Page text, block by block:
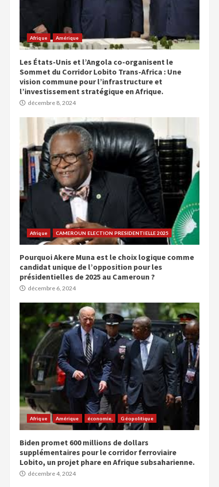
Afrique Amérique
Les États-Unis et l’Angola co-organisent le
Sommet du Corridor Lobito Trans-Africa : Une
vision commune pour l’infrastructure et
l’investissement stratégique en Afrique.
décembre 8, 2024
Afrique CAMEROUN ELECTION PRESIDENTIELLE 2025
Pourquoi Akere Muna est le choix logique comme
candidat unique de l’opposition pour les
présidentielles de 2025 au Cameroun ?
décembre 6, 2024
Afrique Amérique économie, Géopolitique
Biden promet 600 millions de dollars
supplémentaires pour le corridor ferroviaire
Lobito, un projet phare en Afrique subsaharienne.
décembre 4, 2024